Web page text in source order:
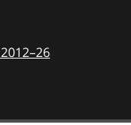
2012–26